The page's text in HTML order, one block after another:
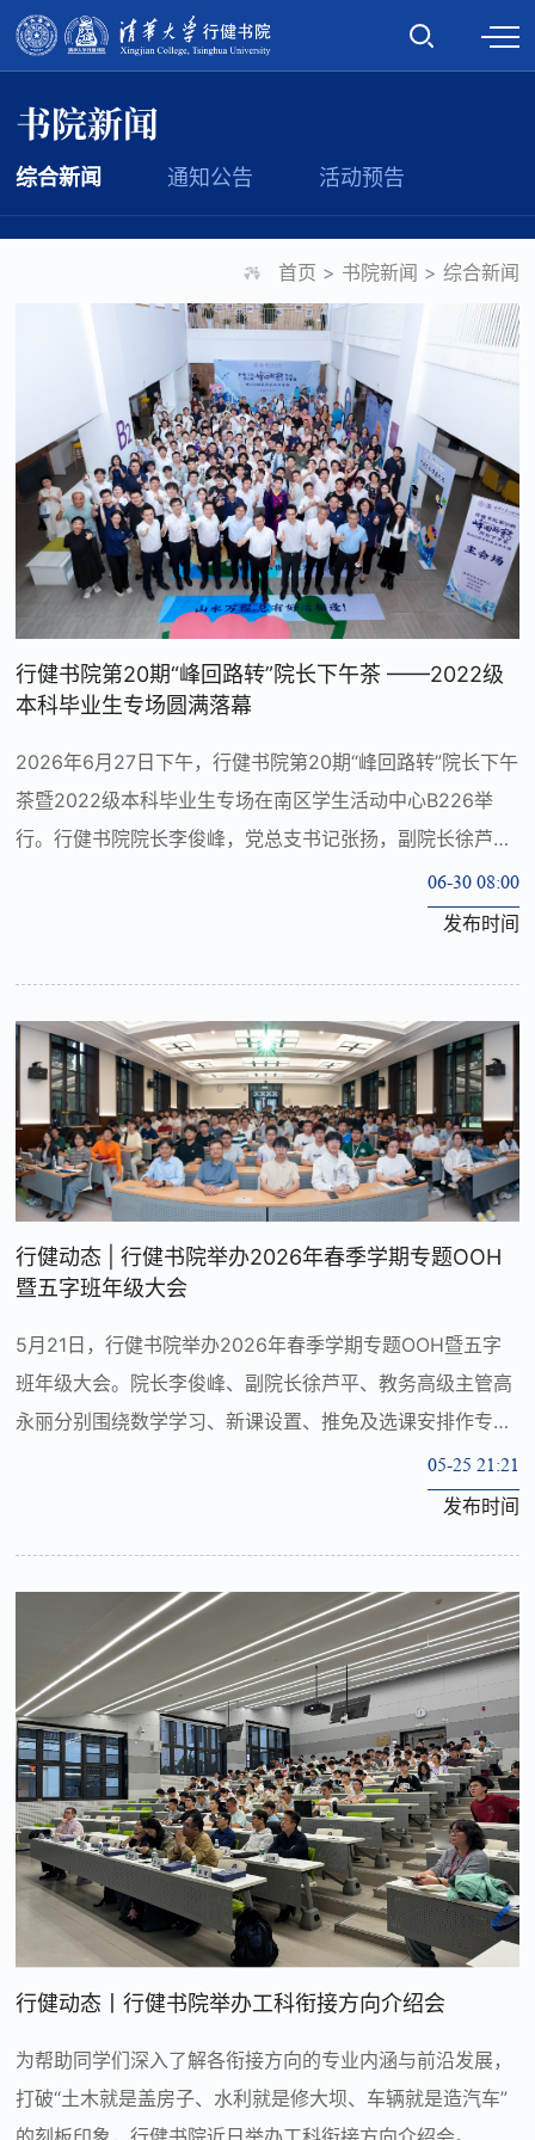
书院新闻
综合新闻 通知公告 活动预告
首页 > 书院新闻 > 综合新闻
行健书院第20期“峰回路转”院长下午茶 ——2022级
本科毕业生专场圆满落幕
2026年6月27日下午，行健书院第20期“峰回路转”院长下午
茶暨2022级本科毕业生专场在南区学生活动中心B226举
行。行健书院院长李俊峰，党总支书记张扬，副院长徐芦
平，院长助理黄磊、王兴建，学生工作组组长樊傲然，二字
06-30 08:00
发布时间
行健动态 | 行健书院举办2026年春季学期专题OOH
暨五字班年级大会
5月21日，行健书院举办2026年春季学期专题OOH暨五字
班年级大会。院长李俊峰、副院长徐芦平、教务高级主管高
永丽分别围绕数学学习、新课设置、推免及选课安排作专题
05-25 21:21
发布时间
行健动态丨行健书院举办工科衔接方向介绍会
为帮助同学们深入了解各衔接方向的专业内涵与前沿发展，
打破“土木就是盖房子、水利就是修大坝、车辆就是造汽车”